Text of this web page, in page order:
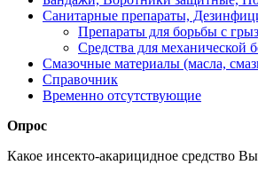
Санитарные препараты,
Препараты для борьбы с
Средства для механической
Смазочные материалы (масла,
Справочник
Временно отсутствующие
Опрос
Какое инсекто-акарицидное средство